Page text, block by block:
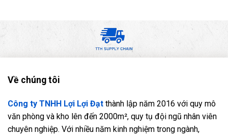
Về chúng tôi
Công ty TNHH Lợi Lợi Đạt thành lập năm 2016 với quy mô
văn phòng và kho lên đến 2000m², quy tụ đội ngũ nhân viên
chuyên nghiệp. Với nhiều năm kinh nghiệm trong ngành,